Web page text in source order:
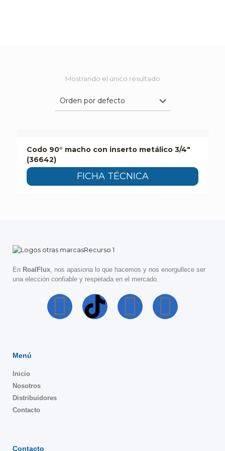
Mostrando el único resultado
Codo 90° macho con inserto metálico 3/4″
(36642)
FICHA TÉCNICA
En RoalFlux, nos apasiona lo que hacemos y nos enorgullece ser
una elección confiable y respetada en el mercado.
Menú
Inicio
Nosotros
Distribuidores
Contacto
Contacto